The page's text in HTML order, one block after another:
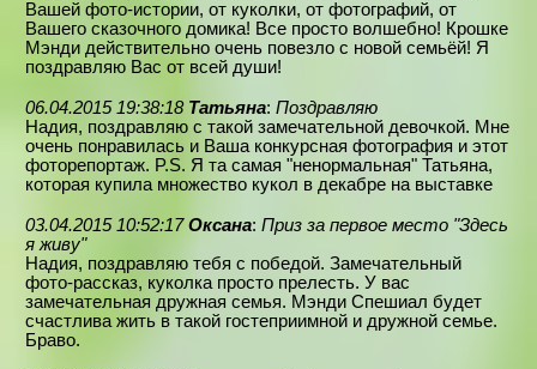
Вашей фото-истории, от куколки, от фотографий, от
Вашего сказочного домика! Все просто волшебно! Крошке
Мэнди действительно очень повезло с новой семьёй! Я
поздравляю Вас от всей души!
06.04.2015 19:38:18 Татьяна: Поздравляю
Надия, поздравляю с такой замечательной девочкой. Мне
очень понравилась и Ваша конкурсная фотография и этот
фоторепортаж. P.S. Я та самая "ненормальная" Татьяна,
которая купила множество кукол в декабре на выставке
03.04.2015 10:52:17 Оксана: Приз за первое место "Здесь
я живу"
Надия, поздравляю тебя с победой. Замечательный
фото-рассказ, куколка просто прелесть. У вас
замечательная дружная семья. Мэнди Спешиал будет
счастлива жить в такой гостеприимной и дружной семье.
Браво.